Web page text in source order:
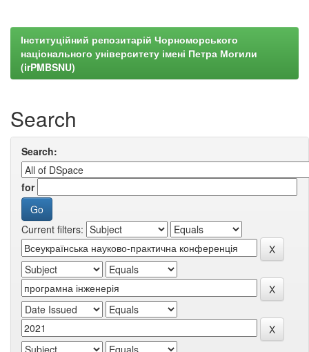
Інституційний репозитарій Чорноморського
національного університету імені Петра Могили
(irPMBSNU)
Search
Search:
for
Current filters: